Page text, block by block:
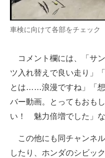
車検に向けて各部をチェック
コメント欄には、「サ
ツ入れ替えで良い走り」
とは……浪漫ですね」「
バー動画。とってもおも
い！ 魅力倍増でした」な
この他にも同チャンネ
したり、ホンダのシビッ